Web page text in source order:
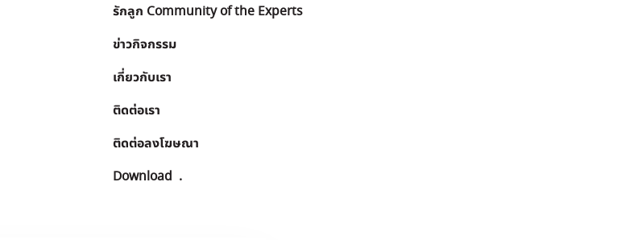
รักลูก Community of the Experts
ข่าวกิจกรรม
เกี่ยวกับเรา
ติดต่อเรา
ติดต่อลงโฆษณา
Download .